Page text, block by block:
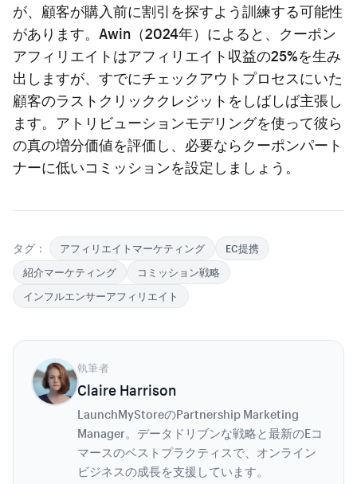
が、顧客が購入前に割引を探すよう訓練する可能性
があります。Awin（2024年）によると、クーポン
アフィリエイトはアフィリエイト収益の25%を生み
出しますが、すでにチェックアウトプロセスにいた
顧客のラストクリッククレジットをしばしば主張し
ます。アトリビューションモデリングを使って彼ら
の真の増分価値を評価し、必要ならクーポンパート
ナーに低いコミッションを設定しましょう。
タグ： アフィリエイトマーケティング
EC提携
紹介マーケティング
コミッション戦略
インフルエンサーアフィリエイト
執筆者
Claire Harrison
LaunchMyStoreのPartnership Marketing
Manager。データドリブンな戦略と最新のEコ
マースのベストプラクティスで、オンライン
ビジネスの成長を支援しています。